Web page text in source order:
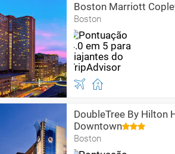
Boston Marriott
Boston
DoubleTree By Hilton
Downtown
Boston